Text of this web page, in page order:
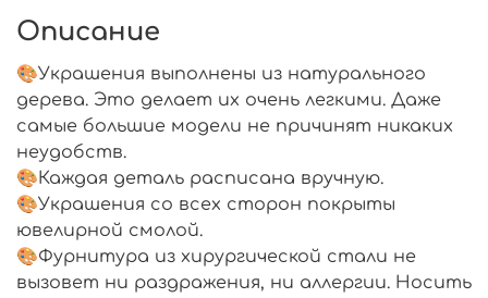
Описание
🎨Украшения выполнены из натурального
дерева. Это делает их очень легкими. Даже
самые большие модели не причинят никаких
неудобств.
🎨Каждая деталь расписана вручную.
🎨Украшения со всех сторон покрыты
ювелирной смолой.
🎨Фурнитура из хирургической стали не
вызовет ни раздражения, ни аллергии. Носить